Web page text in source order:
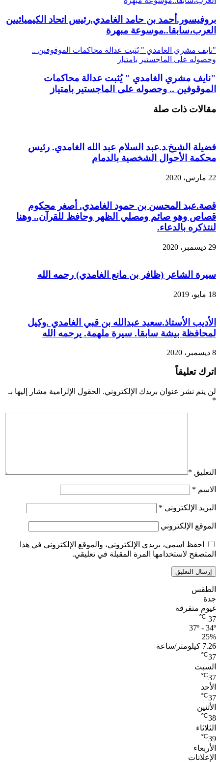
بروفيسور.أحمد بن حامد الغامدي.رئيس اتحاد الكيميائيين
العرب،سابقا..موسوعة مبهرة
"نايف مشري الغامدي " يُثبت عدالة محاكمات الموقوفين ..
وحصوله على الماجستير بامتياز
"نايف مشري الغامدي " يُثبت عدالة محاكمات
الموقوفين .. وحصوله على الماجستير بامتياز
مقالات ذات صلة
فضيلة الشيخ.د.عبد السلام عبد الله الغامدي. رئيس
محكمة الأحوال الشخصية بالدمام
22 مارس، 2020
قصة.عبد المحسن بن حمود الغامدي. أصغر محكوم
قصاص وهو صائم ومصلي الظهر وحافظ للقرآن.. وهنا
لنتذكره بالدعاء.
29 ديسمبر، 2020
سيرة الشاعر (ظافر بن مانع الغامدي) رحمه الله
18 مايو، 2019
الأديب الأستاذ.سعيد عبدالله بن قبي الغامدي .وكيل
لمحافظة بيشة سابقا. سيرة ملهمة. يرحمه الله
8 ديسمبر، 2020
اترك تعليقاً
لن يتم نشر عنوان بريدك الإلكتروني. الحقول الإلزامية مشار إليها بـ
*
التعليق *
الاسم *
البريد الإلكتروني *
الموقع الإلكتروني
احفظ اسمي، بريدي الإلكتروني، والموقع الإلكتروني في هذا
المتصفح لاستخدامها المرة المقبلة في تعليقي.
الطقس
جدة
غيوم متفرقة
37
℃
37º - 34º
25%
7.26 كيلومتر/ساعة
37
℃
السبت
37
℃
الأحد
37
℃
الأثنين
38
℃
الثلاثاء
39
℃
الأربعاء
الإعلانات